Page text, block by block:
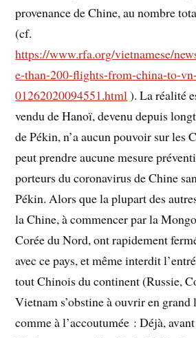
provenance de Chine, au nombre
(cf.
https://www.rfa.org/vietnamese/
e-than-200-flights-from-china-to-
01262020094551.html). La réalité
vendu de Hanoï, devenu depuis
de Pékin, n’a aucun pouvoir sur les
peut prendre aucune mesure
porteurs du coronavirus de Chine
Pékin. Alors que la plupart des
la Chine, à commencer par la
Corée du Nord, ont rapidement
avec ce pays, et même interdit
tout Chinois du continent (Russie,
Vietnam s’obstine à ouvrir en
comme à l’accoutumée : Déjà,